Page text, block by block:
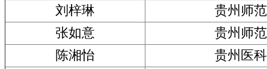
刘梓琳
贵州师
张如意
贵州师
陈湘怡
贵州医